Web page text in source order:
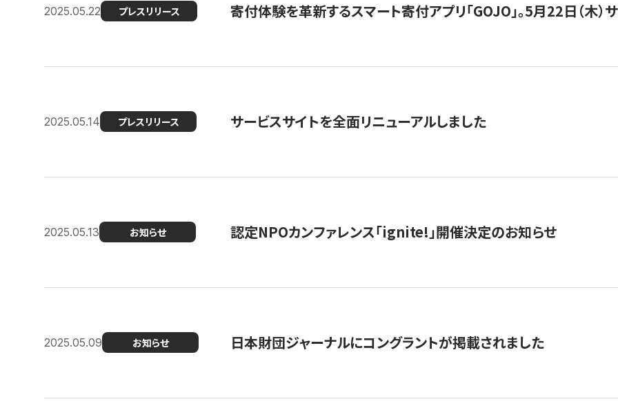
2025.05.22 プレスリリース 寄付体験を革新するスマート寄付アプリ「GOJO」。5月22日（木）
2025.05.14 プレスリリース サービスサイトを全面リニューアルしました
2025.05.13 お知らせ 認定NPOカンファレンス「ignite!」開催決定のお知らせ
2025.05.09 お知らせ 日本財団ジャーナルにコングラントが掲載されました